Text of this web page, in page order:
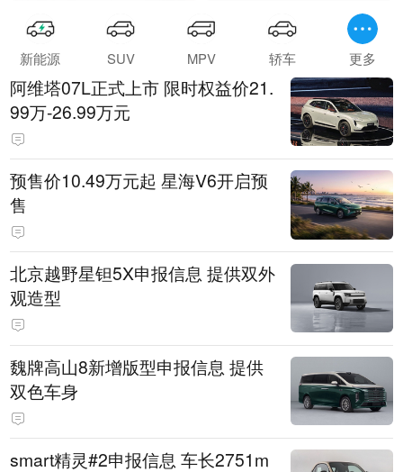
新能源 SUV MPV 轿车 更多
阿维塔07L正式上市 限时权益价21.
99万-26.99万元
预售价10.49万元起 星海V6开启预
售
北京越野星钽5X申报信息 提供双外
观造型
魏牌高山8新增版型申报信息 提供
双色车身
smart精灵#2申报信息 车长2751m